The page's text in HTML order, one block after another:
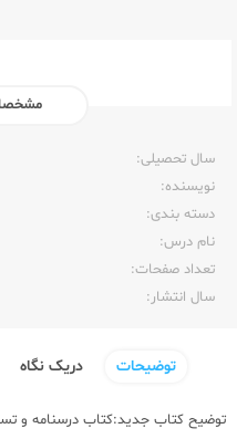
سال تحصیلی:‌
نویسنده:‌
دسته بندی:
نام درس:
تعداد صفحات:‌
سال انتشار:‌
توضیحات دریک نگاه
توضیح کتاب جدید:کتاب درسنامه و